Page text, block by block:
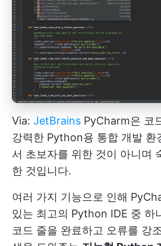
Via: JetBrains PyCharm은 코
강력한 Python용 통합 개발 환
서 초보자를 위한 것이 아니며
한 것입니다.
여러 가지 기능으로 인해
있는 최고의 Python IDE 중 하
코드 줄을 완료하고 오류를 강